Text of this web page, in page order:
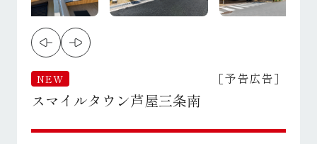
NEW ［予告広告］
スマイルタウン芦屋三条南